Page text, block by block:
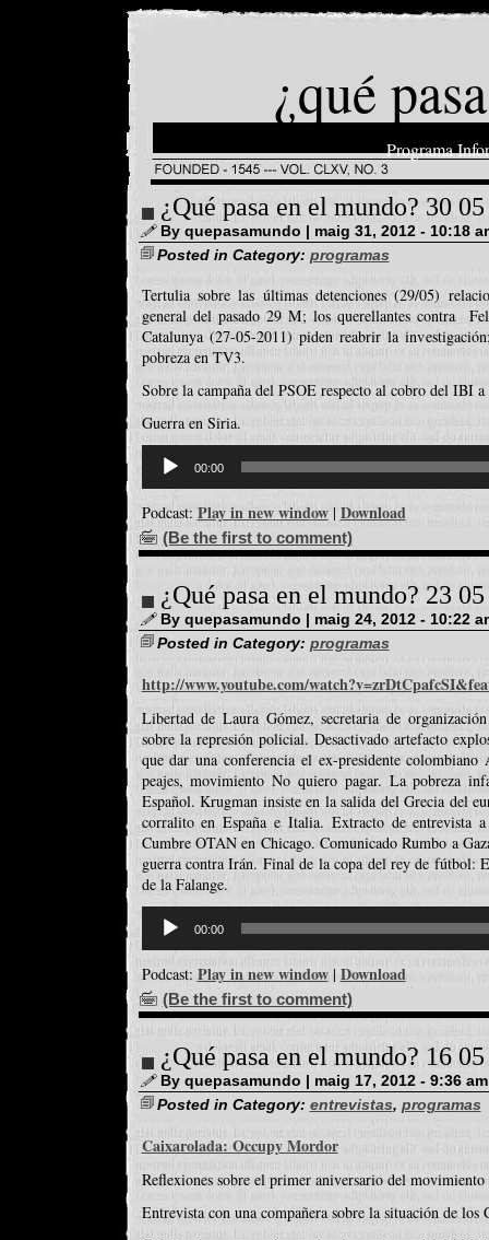
¿qué
Programa
¿Qué pasa en el mundo? 30
By quepasamundo | maig 31, 2012 - 10:18
Posted in Category: programas
Tertulia sobre las últimas detenciones (29/05)
general del pasado 29 M; los querellantes contra
Catalunya (27-05-2011) piden reabrir la
pobreza en TV3.
Sobre la campaña del PSOE respecto al cobro del IBI
Guerra en Siria.
d'àudio
00:00
Podcast: Play in new window| Download
(Be the first to comment)
¿Qué pasa en el mundo? 23
By quepasamundo | maig 24, 2012 - 10:22
Posted in Category: programas
http://www.youtube.com/
Libertad de Laura Gómez, secretaria de
sobre la represión policial. Desactivado artefacto
que dar una conferencia el ex-presidente
peajes, movimiento No quiero pagar. La pobreza
Español. Krugman insiste en la salida del Grecia del
corralito en España e Italia. Extracto de entrevista
Cumbre OTAN en Chicago. Comunicado Rumbo a
guerra contra Irán. Final de la copa del rey de fútbol:
de la Falange.
d'àudio
00:00
Podcast: Play in new window| Download
(Be the first to comment)
¿Qué pasa en el mundo? 16
By quepasamundo | maig 17, 2012 - 9:36 am
Posted in Category: entrevistas, programas
Caixarolada: Occupy Mordor
Reflexiones sobre el primer aniversario del
Entrevista con una compañera sobre la situación de los